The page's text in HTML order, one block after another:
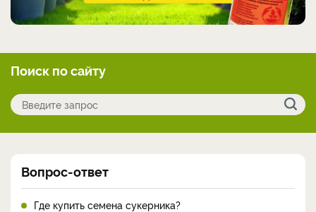
Поиск по сайту
Вопрос-ответ
Где купить семена сукерника?